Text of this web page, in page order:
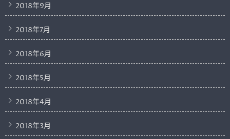
2018年9月
2018年7月
2018年6月
2018年5月
2018年4月
2018年3月